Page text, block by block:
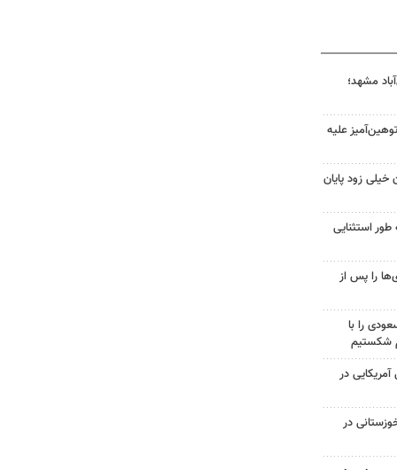
مشهد؛
علیه
خیلی زود پایان
طور استثنایی
را پس از
را با
شکستیم
۷۰۰ نظامی آمریکایی در
در